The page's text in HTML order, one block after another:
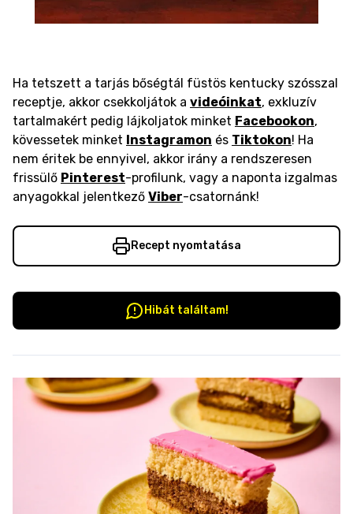
Ha tetszett a tarjás bőségtál füstös kentucky szósszal
receptje, akkor csekkoljátok a videóinkat, exkluzív
tartalmakért pedig lájkoljatok minket Facebookon,
kövessetek minket Instagramon és Tiktokon! Ha
nem éritek be ennyivel, akkor irány a rendszeresen
frissülő Pinterest-profilunk, vagy a naponta izgalmas
anyagokkal jelentkező Viber-csatornánk!
Recept nyomtatása
Hibát találtam!